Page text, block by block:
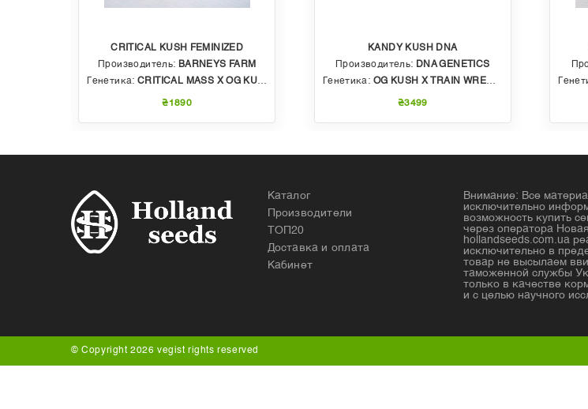
CRITICAL KUSH FEMINIZED
Производитель: BARNEYS FARM
Генетика:CRITICAL MASS X OG KUSH
₴1890
KANDY KUSH DNA
Производитель: DNA GENETICS
Генетика: OG KUSH X TRAIN WRECK (T4)
₴3499
Каталог
Производители
ТОП20
Доставка и оплата
Кабинет
Внимание: Все
исключительно
возможность купить
через оператора
hollandseeds.com.ua
исключительно в
товар не высылаем
таможенной службы
только в качестве
и с целью научного
© Copyright 2026 vegist rights reserved